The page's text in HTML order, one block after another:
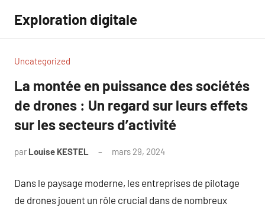
contenu
Exploration digitale
Uncategorized
La montée en puissance des sociétés
de drones : Un regard sur leurs effets
sur les secteurs d’activité
par Louise KESTEL mars 29, 2024
Dans le paysage moderne, les entreprises de pilotage
de drones jouent un rôle crucial dans de nombreux